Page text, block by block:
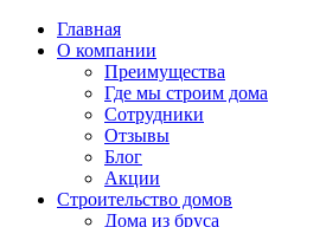
Главная
О компании
Преимущества
Где мы строим дома
Сотрудники
Отзывы
Блог
Акции
Строительство домов
Дома из бруса